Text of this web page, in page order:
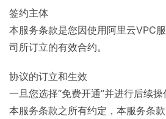
签约主体
本服务条款是您因使用阿里云VPC
司所订立的有效合约。
协议的订立和生效
一旦您选择“免费开通”并进行后续
本服务条款之所有约定，本服务条